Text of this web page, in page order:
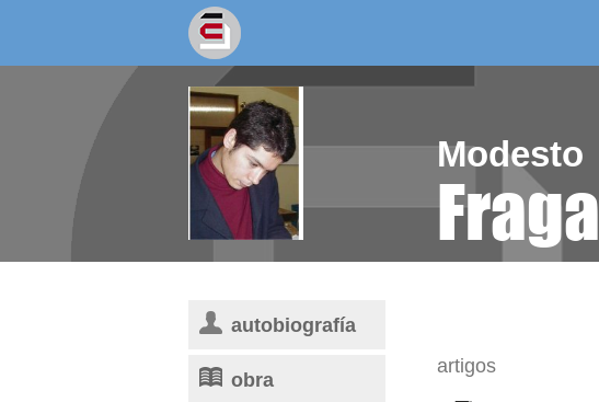
socios/as
Modesto
Fraga
autobiografía
obra
artigos